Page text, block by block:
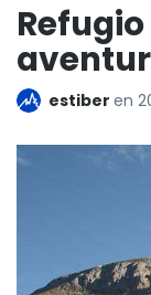
estiber en